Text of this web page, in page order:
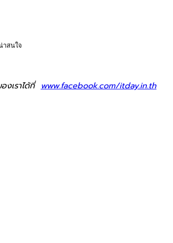
าสนใจ
งเราได้ที่ www.facebook.com/itday.in.th